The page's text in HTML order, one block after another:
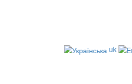
uk